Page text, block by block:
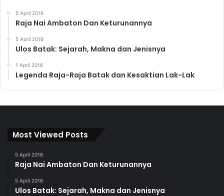
5 April 2016
Raja Nai Ambaton Dan Keturunannya
5 April 2016
Ulos Batak: Sejarah, Makna dan Jenisnya
1 April 2016
Legenda Raja-Raja Batak dan Kesaktian Lak-Lak
Most Viewed Posts
5 April 2016
Raja Nai Ambaton Dan Keturunannya
5 April 2016
Ulos Batak: Sejarah, Makna dan Jenisnya